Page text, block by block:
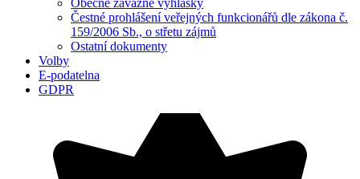
Čestné prohlášení veřejných funkcionářů dle zákona č.
159/2006 Sb., o střetu zájmů
Ostatní dokumenty
Volby
E-podatelna
GDPR